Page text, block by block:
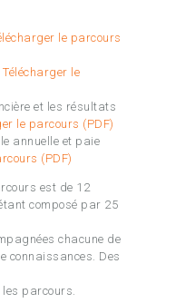
le parcours
Télécharger le
et les résultats
le parcours (PDF)
annuelle et paie
(PDF)
est de 12
composé par 25
chacune de
connaissances. Des
parcours.